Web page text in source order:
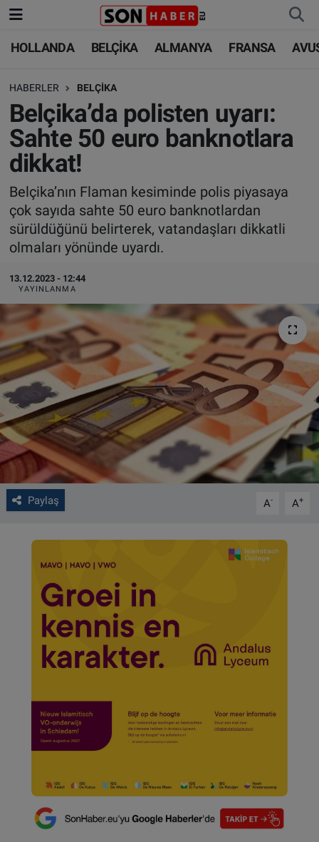
HOLLANDA BELÇİKA ALMANYA FRANSA
HABERLER BELÇİKA
Belçika’da polisten uyarı:
Sahte 50 euro banknotlara
dikkat!
Belçika’nın Flaman kesiminde polis piyasaya
çok sayıda sahte 50 euro banknotlardan
sürüldüğünü belirterek, vatandaşları dikkatli
olmaları yönünde uyardı.
13.12.2023 - 12:44
YAYINLANMA
Paylaş A- A+
HOLLANDA
BELÇİKA
ALMANYA
FRANSA
AVUSTURYA
SAĞLIK - YAŞAM
BİLİM-TEKNOLOJİ
HOLLANDA
BELÇİKA
ALMANYA
TÜRKİYE
DÜNYA
BİLİM-TEKNOLOJİ
SAĞLIK
FOTO GALERİ
VIDEO GALERİ
ALGEMENE VOORWAARDEN
CONTACT
Çerez Politikası
Nöbetçi Eczaneler
Hava Durumu
Trafik Durumu
Süper Lig Puan Durumu ve Fikstür
Tüm Manşetler
Son Dakika Haberleri
Haber Arşivi